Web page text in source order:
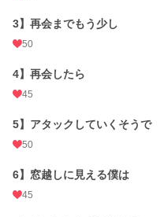
年間ポイント 5,326 pt (44,591 位)
3】再会までもう少し
50
4】再会したら
45
5】アタックしていくそうで
50
6】窓越しに見える僕は
45